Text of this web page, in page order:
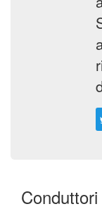
Conduttori